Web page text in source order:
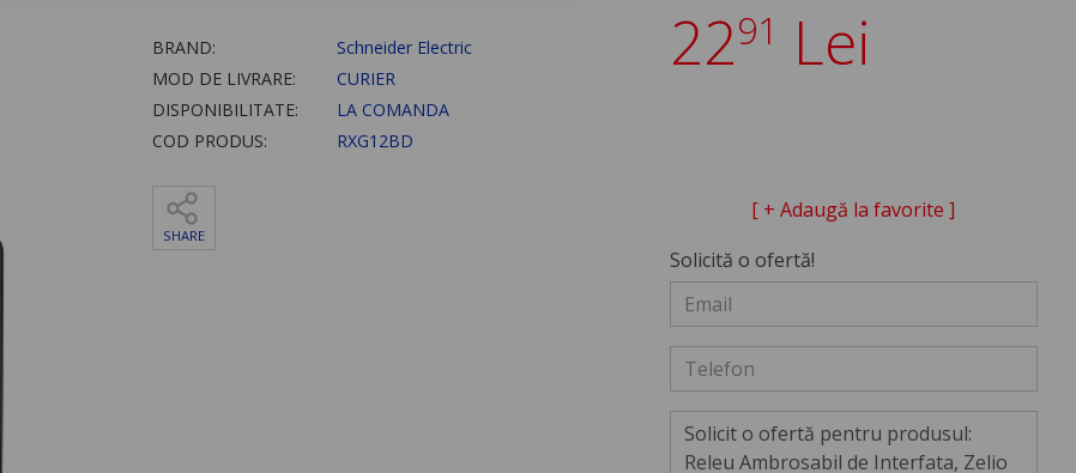
BRAND:
Schneider Electric
MOD DE LIVRARE:
CURIER
DISPONIBILITATE:
LA COMANDA
COD PRODUS:
RXG12BD
SHARE
2291 Lei
[ + Adaugă la favorite ]
Solicită o ofertă!